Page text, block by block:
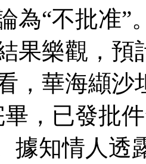
為“不批准”
果樂觀，
，華海纈沙
，已發批
據知情人透